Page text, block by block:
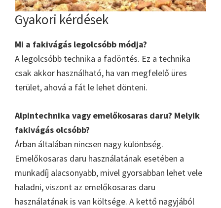
Gyakori kérdések
Mi a fakivágás legolcsóbb módja?
A legolcsóbb technika a fadöntés. Ez a technika
csak akkor használható, ha van megfelelő üres
terület, ahová a fát le lehet dönteni.
Alpintechnika vagy emelőkosaras daru? Melyik
fakivágás olcsóbb?
Árban általában nincsen nagy különbség.
Emelőkosaras daru használatának esetében a
munkadíj alacsonyabb, mivel gyorsabban lehet vele
haladni, viszont az emelőkosaras daru
használatának is van költsége. A kettő nagyjából